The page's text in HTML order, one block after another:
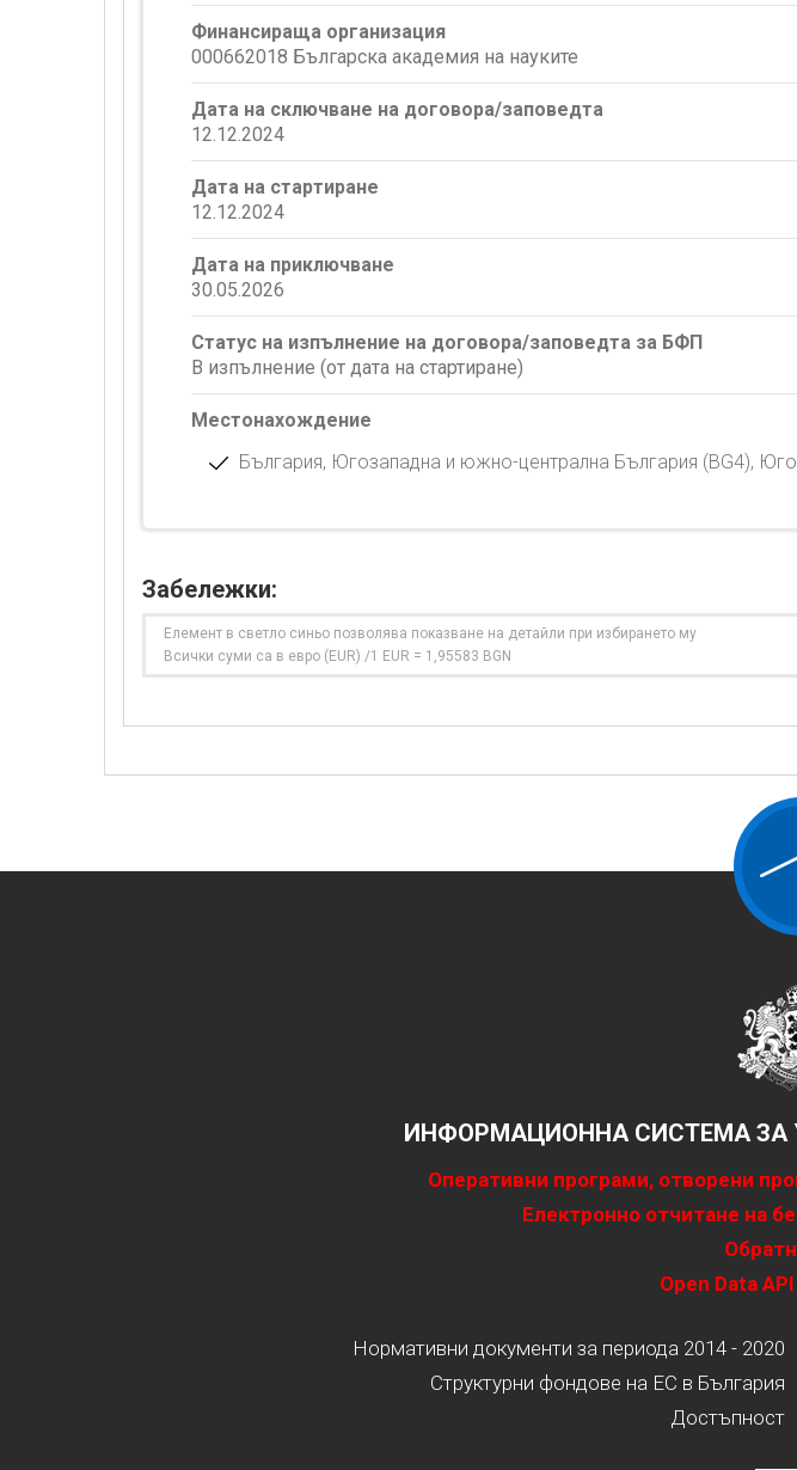
Финансираща организация
000662018 Българска академия на науките
Дата на сключване на договора/заповедта
12.12.2024
Дата на стартиране
12.12.2024
Дата на приключване
30.05.2026
Статус на изпълнение на договора/заповедта за БФП
В изпълнение (от дата на стартиране)
Местонахождение
България, Югозападна и южно-централна България (BG4),
Забележки:
Елемент в светло синьо позволява показване на детайли при избирането му
Всички суми са в евро (EUR) /1 EUR = 1,95583 BGN
ИНФОРМАЦИОННА СИСТЕМА ЗА
Оперативни програми, отворени
Електронно отчитане на
Open Data
Нормативни документи за периода 2014 - 2020
Структурни фондове на ЕС в България
Достъпност